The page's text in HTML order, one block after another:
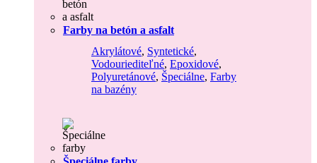
Farby na betón a asfalt
Akrylátové, Syntetické,
Vodouriediteľné, Epoxidové,
Polyuretánové, Špeciálne, Farby
na bazény